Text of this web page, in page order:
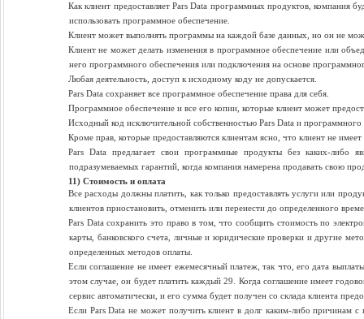
Как клиент предоставляет Pars Data программных продуктов, компания
использовать программное обеспечение.
Клиент может выполнять программы на каждой базе данных, но он не
Клиент не может делать изменения в программное обеспечение или
него программного обеспечения или подключения на основе
Любая деятельность, доступ к исходному коду не допускается.
Pars Data сохраняет все программное обеспечение права для себя.
Программное обеспечение и все его копии, которые клиент может
Исходный код исключительной собственностью Pars Data и
Кроме прав, которые предоставляются клиентам ясно, что клиент не
Pars Data предлагает свои программные продукты без каких-
подразумеваемых гарантий, когда компания намерена продавать свою
11) Стоимость и оплата
Все расходы должны платить, как только предоставлять услуги или
клиентов приостановить, отменить или перенести до определенного
Pars Data сохранить это право в том, что сообщить стоимость по
карты, банковского счета, личные и юридические проверки и другие
определенных методов оплаты.
Если соглашение не имеет ежемесячный платеж, так что, его дата
этом случае, он будет платить каждый 29. Когда соглашение имеет
сервис автоматически, и его сумма будет получен со склада клиента
Если Pars Data не может получить клиент в долг каким-либо причинам